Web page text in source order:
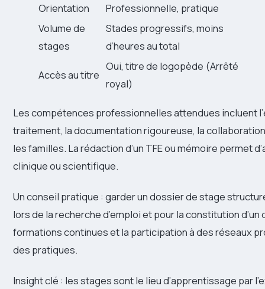
Orientation
Professionnelle, pratique
Volume de
stages
Stades progressifs, moins
d’heures au total
Accès au titre
Oui, titre de logopède (Arrêté
royal)
Les compétences professionnelles attendues incluent
traitement, la documentation rigoureuse, la
les familles. La rédaction d’un TFE ou mémoire permet
clinique ou scientifique.
Un conseil pratique : garder un dossier de stage
lors de la recherche d’emploi et pour la constitution
formations continues et la participation à des réseaux
des pratiques.
Insight clé : les stages sont le lieu d’apprentissage par